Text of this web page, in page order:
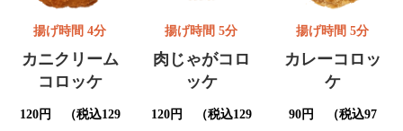
揚げ時間 4分
カニクリーム
コロッケ
120円 （税込129
揚げ時間 5分
肉じゃがコロ
ッケ
120円 （税込129
揚げ時間 5分
カレーコロッ
ケ
90円 （税込97